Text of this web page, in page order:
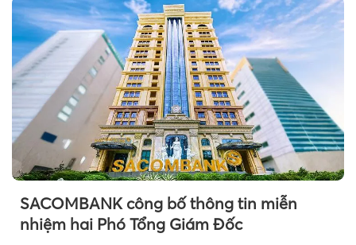
SACOMBANK công bố thông tin miễn
nhiệm hai Phó Tổng Giám Đốc